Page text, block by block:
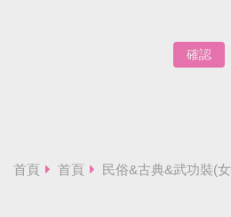
確認
首頁 首頁 民俗&古典&武功裝(